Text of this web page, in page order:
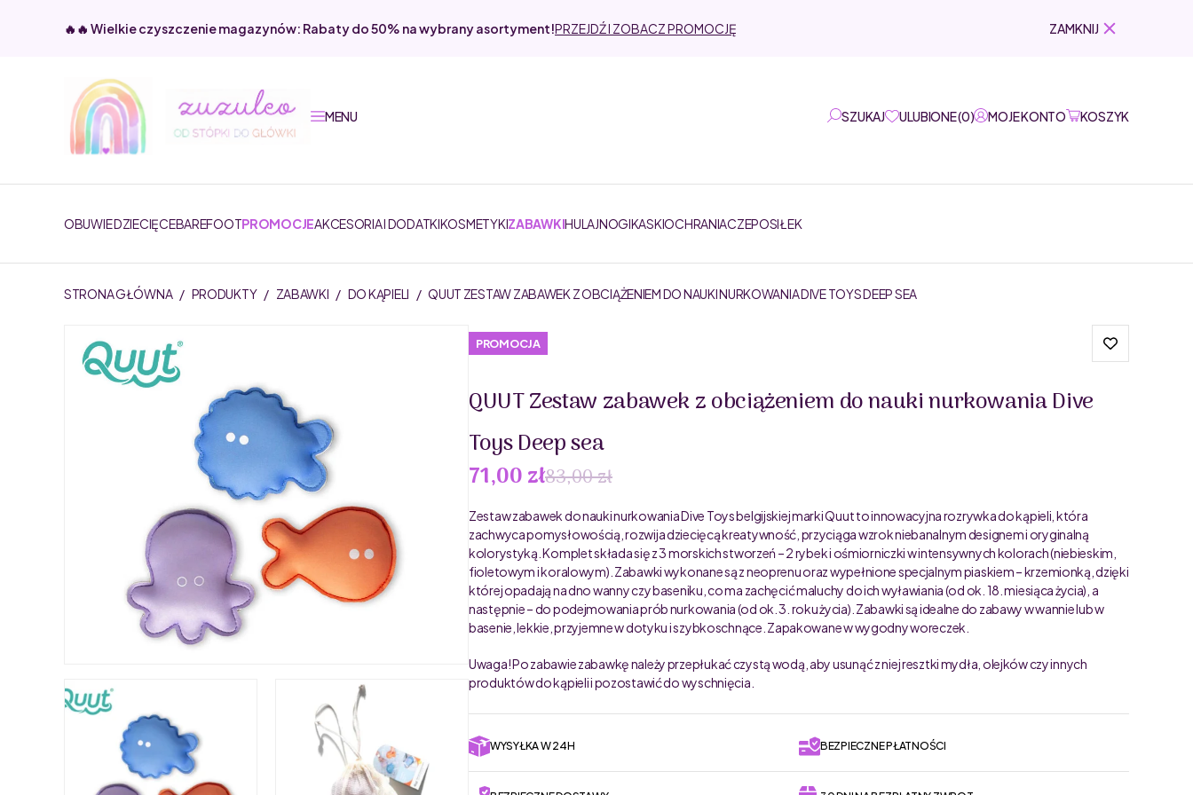
🔥🔥 Wielkie czyszczenie magazynów: Rabaty do 50% na wybrany asortyment!PRZEJDŹ I ZOBACZ PROMOCJĘ ZAMKNIJ
MENU SZUKAJ ULUBIONE(0) MOJE KONTO KOSZYK
OBUWIE DZIECIĘCEBAREFOOTPROMOCJEAKCESORIA I DODATKIKOSMETYKIZABAWKIHULAJNOGIKASKIOCHRANIACZEPOSIŁEK
STRONA GŁÓWNA / PRODUKTY / ZABAWKI / DO KĄPIELI / QUUT ZESTAW ZABAWEK Z OBCIĄŻENIEM DO NAUKI NURKOWANIA DIVE TOYS DEEP SEA
PROMOCJA
QUUT Zestaw zabawek z obciążeniem do nauki nurkowania Dive
Toys Deep sea
71,00 zł83,00 zł
Zestaw zabawek do nauki nurkowania Dive Toys belgijskiej marki Quut to innowacyjna rozrywka do kąpieli, która
zachwyca pomysłowością, rozwija dziecięcą kreatywność, przyciąga wzrok niebanalnym designem i oryginalną
kolorystyką. Komplet składa się z 3 morskich stworzeń – 2 rybek i ośmiorniczki w intensywnych kolorach (niebieskim,
fioletowym i koralowym). Zabawki wykonane są z neoprenu oraz wypełnione specjalnym piaskiem – krzemionką, dzięki
której opadają na dno wanny czy baseniku, co ma zachęcić maluchy do ich wyławiania (od ok. 18. miesiąca życia), a
następnie – do podejmowania prób nurkowania (od ok. 3. roku życia). Zabawki są idealne do zabawy w wannie lub w
basenie, lekkie, przyjemne w dotyku i szybkoschnące. Zapakowane w wygodny woreczek.
Uwaga! Po zabawie zabawkę należy przepłukać czystą wodą, aby usunąć z niej resztki mydła, olejków czy innych
produktów do kąpieli i pozostawić do wyschnięcia.
WYSYŁKA W 24H BEZPIECZNE PŁATNOŚCI